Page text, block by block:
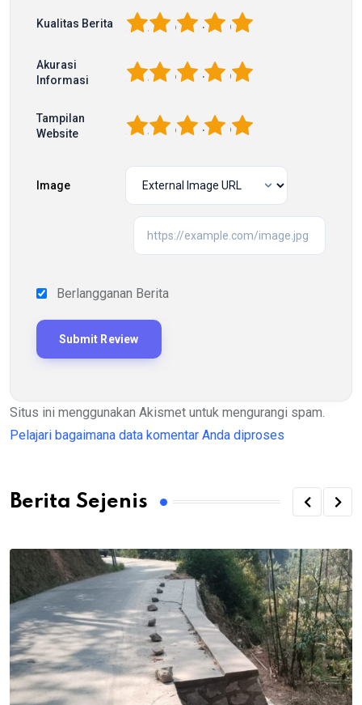
Kualitas Berita 5
4
3
2
Akurasi
Informasi
5
4
3
2
Tampilan
Website
5
4
3
2
Image
Berlangganan Berita
Situs ini menggunakan Akismet untuk mengurangi spam.
Pelajari bagaimana data komentar Anda diproses
Berita Sejenis